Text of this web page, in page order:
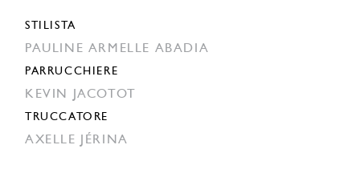
STILISTA
PAULINE ARMELLE ABADIA
PARRUCCHIERE
KEVIN JACOTOT
TRUCCATORE
AXELLE JÉRINA